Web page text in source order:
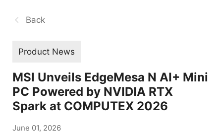
Back
Product News
MSI Unveils EdgeMesa N AI+ Mini
PC Powered by NVIDIA RTX
Spark at COMPUTEX 2026
June 01, 2026